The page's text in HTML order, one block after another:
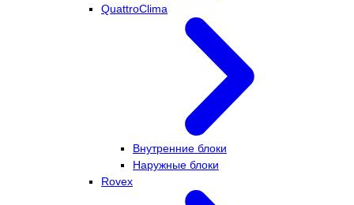
QuattroClima
Внутренние блоки
Наружные блоки
Rovex